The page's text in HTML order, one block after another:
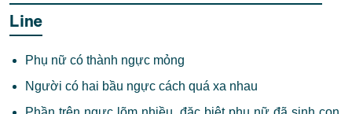
Line
Phụ nữ có thành ngực mỏng
Người có hai bầu ngực cách quá xa nhau